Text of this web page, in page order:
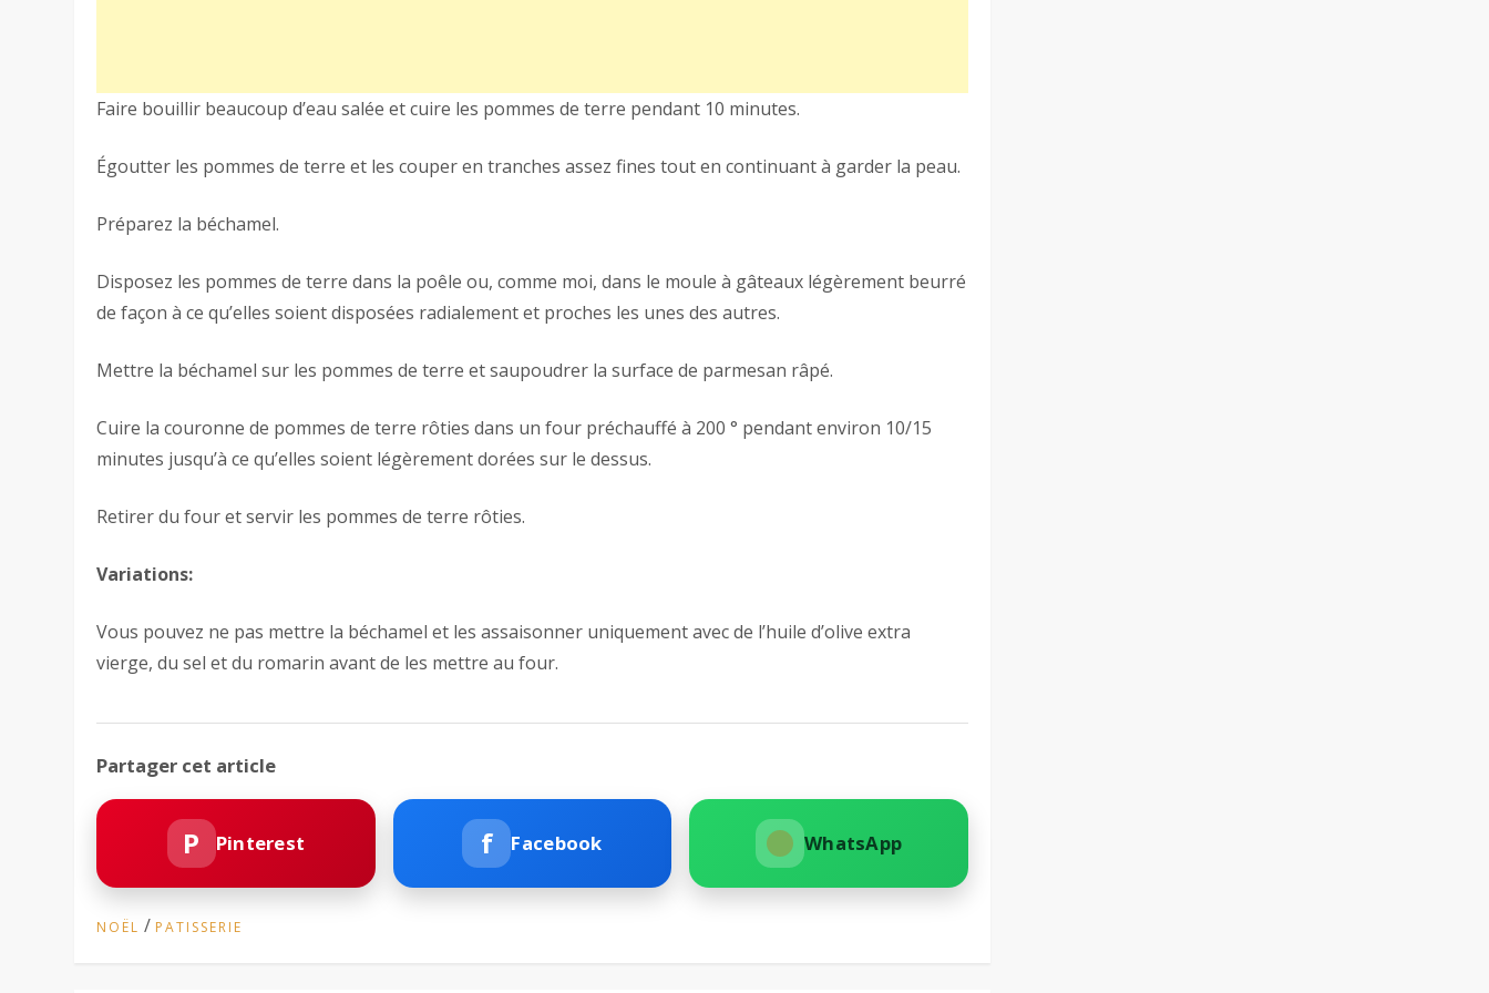
Faire bouillir beaucoup d’eau salée et cuire les pommes de terre pendant 10 minutes.
Égoutter les pommes de terre et les couper en tranches assez fines tout en continuant à garder la peau.
Préparez la béchamel.
Disposez les pommes de terre dans la poêle ou, comme moi, dans le moule à gâteaux légèrement beurré
de façon à ce qu’elles soient disposées radialement et proches les unes des autres.
Mettre la béchamel sur les pommes de terre et saupoudrer la surface de parmesan râpé.
Cuire la couronne de pommes de terre rôties dans un four préchauffé à 200 ° pendant environ 10/15
minutes jusqu’à ce qu’elles soient légèrement dorées sur le dessus.
Retirer du four et servir les pommes de terre rôties.
Variations:
Vous pouvez ne pas mettre la béchamel et les assaisonner uniquement avec de l’huile d’olive extra
vierge, du sel et du romarin avant de les mettre au four.
Partager cet article
P Pinterest f Facebook WhatsApp
NOËL / PATISSERIE